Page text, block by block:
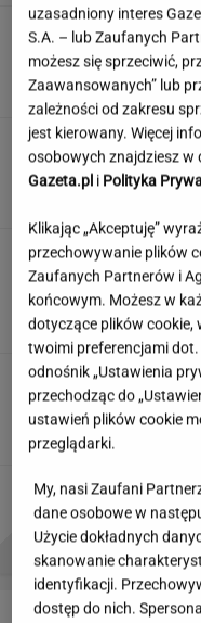
Łatwy
szefem
To nie
MATERIAŁ
jego
KLAUDIA
Autorzy:
MIŁOSZ
WIATROWSKI-
PROBLEMY POLSKICH SIATKARZY
uzasadniony interes
S.A. – lub Zaufanych
możesz się sprzeciwić,
Zaawansowanych” lub
zależności od zakresu
jest kierowany. Więcej
osobowych znajdziesz w
Gazeta.pl i Polityka
Klikając „Akceptuję”
przechowywanie plików
Zaufanych Partnerów i
końcowym. Możesz w
dotyczące plików cookie,
twoimi preferencjami
odnośnik „Ustawienia
przechodząc do
ustawień plików cookie
przeglądarki.
My, nasi Zaufani
dane osobowe w
Użycie dokładnych
skanowanie
identyfikacji.
dostęp do nich.